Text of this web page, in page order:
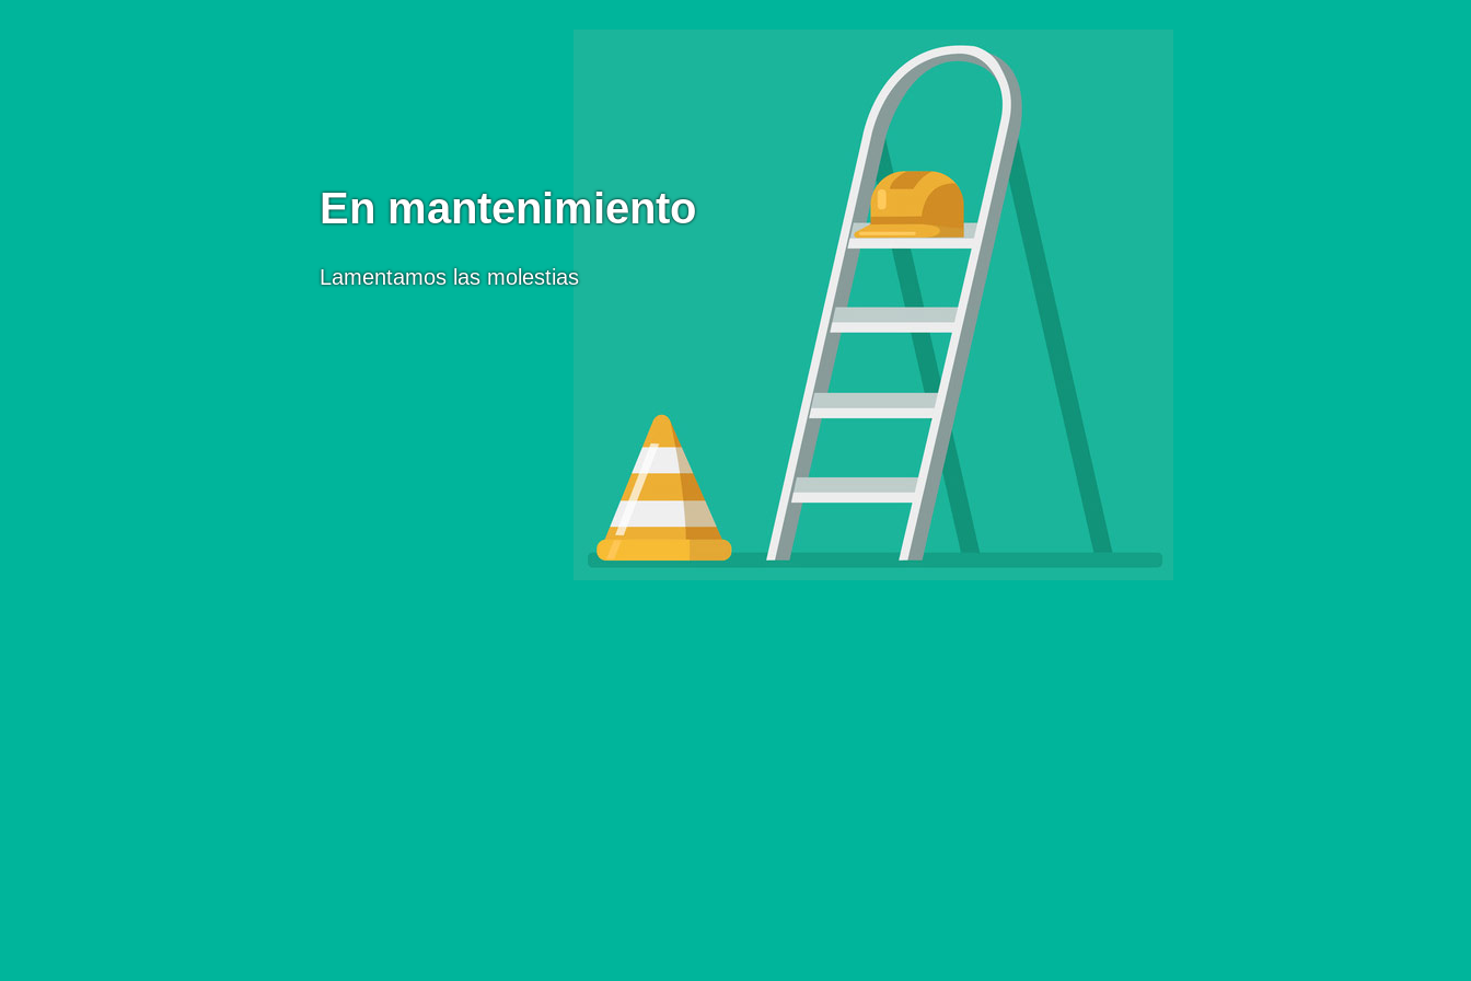
En mantenimiento
Lamentamos las molestias